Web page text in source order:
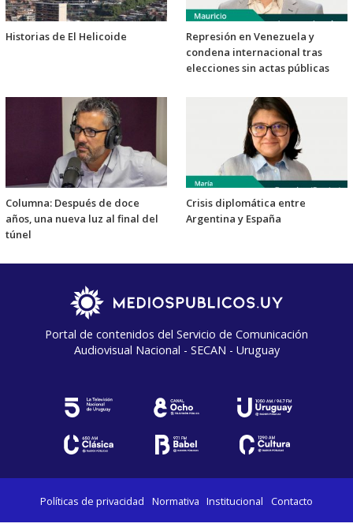
Historias de El Helicoide
Represión en Venezuela y
condena internacional tras
elecciones sin actas públicas
Columna: Después de doce
años, una nueva luz al final del
túnel
Crisis diplomática entre
Argentina y España
Portal de contenidos del Servicio de Comunicación
Audiovisual Nacional - SECAN - Uruguay
Políticas de privacidad Normativa Institucional Contacto